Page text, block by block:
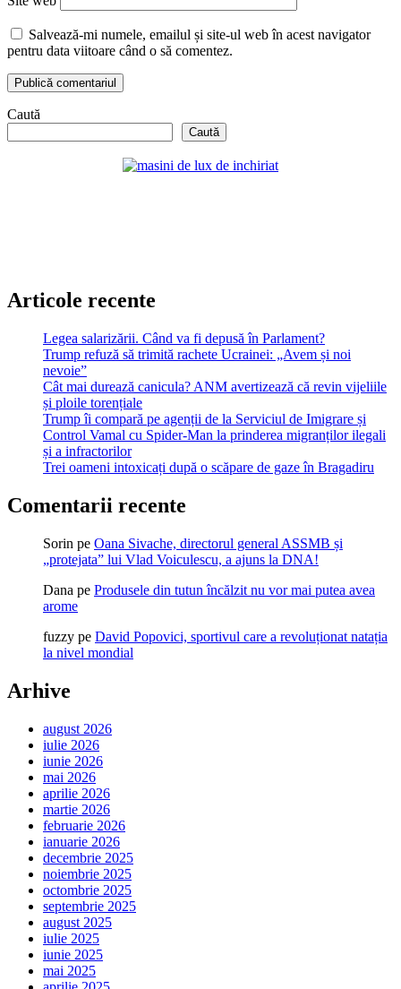
Salvează-mi numele, emailul și site-ul web în acest navigator
pentru data viitoare când o să comentez.
Caută
Caută
Articole recente
Legea salarizării. Când va fi depusă în Parlament?
Trump refuză să trimită rachete Ucrainei: „Avem și noi
nevoie”
Cât mai durează canicula? ANM avertizează că revin vijeliile
și ploile torențiale
Trump îi compară pe agenții de la Serviciul de Imigrare și
Control Vamal cu Spider-Man la prinderea migranților ilegali
și a infractorilor
Trei oameni intoxicați după o scăpare de gaze în Bragadiru
Comentarii recente
Sorin pe Oana Sivache, directorul general ASSMB și
„protejata” lui Vlad Voiculescu, a ajuns la DNA!
Dana pe Produsele din tutun încălzit nu vor mai putea avea
arome
fuzzy pe David Popovici, sportivul care a revoluționat natația
la nivel mondial
Arhive
august 2026
iulie 2026
iunie 2026
mai 2026
aprilie 2026
martie 2026
februarie 2026
ianuarie 2026
decembrie 2025
noiembrie 2025
octombrie 2025
septembrie 2025
august 2025
iulie 2025
iunie 2025
mai 2025